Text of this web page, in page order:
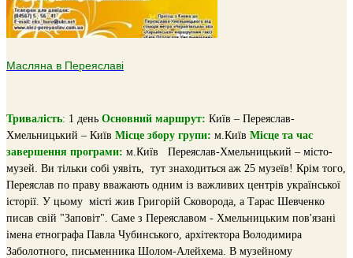
Масляна в Переяславі
Тривалiсть: 1 день Основний маршрут: Київ – Переяслав-
Хмельницький – Київ Місце збору групи: м.Київ Місце та час
завершення програми: м.Київ
Переяслав-Хмельницький – місто-
музей. Ви тільки собі уявіть, тут знаходиться аж 25 музеїв! Крім того,
Переяслав по праву вважають одним із важливих центрів української
історії. У цьому місті жив Григорій Сковорода, а Тарас Шевченко
писав свій "Заповіт". Саме з Переяславом - Хмельницьким пов'язані
імена етнографа Павла Чубинського, архітектора Володимира
Заболотного, письменника Шолом-Алейхема. В музейному